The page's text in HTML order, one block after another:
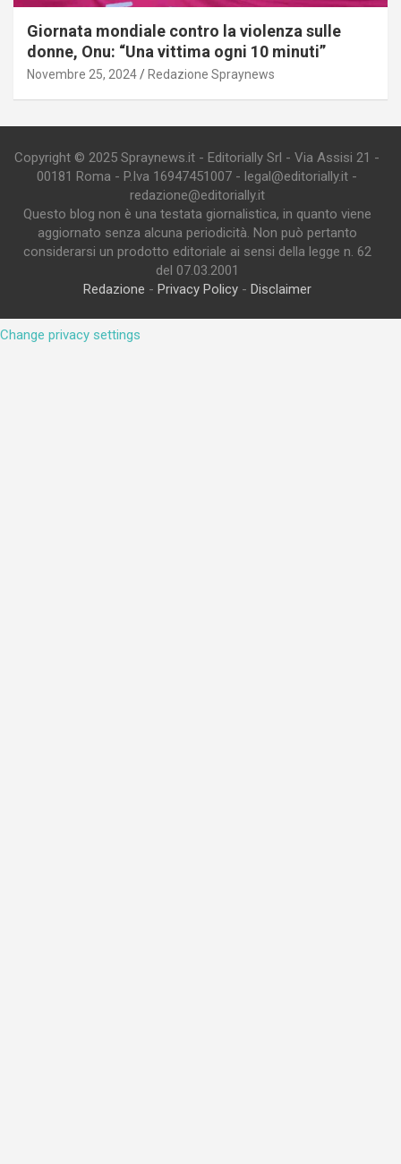
Giornata mondiale contro la violenza sulle
donne, Onu: “Una vittima ogni 10 minuti”
Novembre 25, 2024 Redazione Spraynews
Copyright © 2025 Spraynews.it - Editorially Srl - Via Assisi 21 -
00181 Roma - P.Iva 16947451007 - legal@editorially.it -
redazione@editorially.it
Questo blog non è una testata giornalistica, in quanto viene
aggiornato senza alcuna periodicità. Non può pertanto
considerarsi un prodotto editoriale ai sensi della legge n. 62
del 07.03.2001
Redazione - Privacy Policy- Disclaimer
Change privacy settings